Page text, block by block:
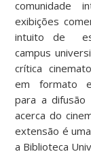
comunidade
exibições
intuito de
campus
crítica
em formato
para a difusão
acerca do
extensão é
a Biblioteca